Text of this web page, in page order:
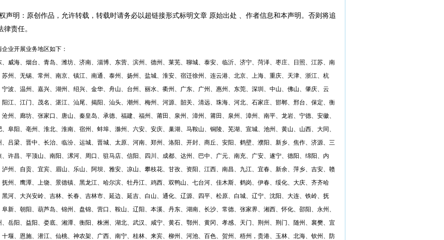
声明：原创作品，允许转载，转载时请务必以超链接形式标明文章 原始出处 、作者信息和本声明。否则将追
律责任。
企业开展业务地区如下：
、威海、烟台、青岛、潍坊、济南、淄博、东营、滨州、德州、莱芜、聊城、泰安、临沂、济宁、菏泽、枣庄、日照、江苏、南
苏州、无锡、常州、南京、镇江、南通、泰州、扬州、盐城、淮安、宿迁徐州、连云港、北京、上海、重庆、天津、浙江、杭
宁波、温州、嘉兴、湖州、绍兴、金华、舟山、台州、丽水、衢州、广东、广州、惠州、东莞、深圳、中山、佛山、肇庆、云
阳江、江门、茂名、湛江、汕尾、揭阳、汕头、潮州、梅州、河源、韶关、清远、珠海、河北、石家庄、邯郸、邢台、保定、衡
沧州、廊坊、张家口、唐山、秦皇岛、承德、福建、福州、莆田、泉州、漳州、莆田、泉州、漳州、南平、龙岩、宁德、安徽、
、阜阳、亳州、淮北、淮南、宿州、蚌埠、滁州、六安、安庆、巢湖、马鞍山、铜陵、芜湖、宣城、池州、黄山、山西、大同、
、吕梁、晋中、长治、临汾、运城、晋城、太原、河南、郑州、洛阳、开封、商丘、安阳、鹤壁、濮阳、新乡、焦作、济源、三
、许昌、平顶山、南阳、漯河、周口、驻马店、信阳、四川、成都、达州、巴中、广元、南充、广安、遂宁、德阳、绵阳、内
泸州、自贡、宜宾、眉山、乐山、阿坝、雅安、凉山、攀枝花、甘孜、资阳、江西、南昌、九江、宜春、新余、萍乡、吉安、赣
抚州、鹰潭、上饶、景德镇、 黑龙江、哈尔滨、牡丹江、鸡西、双鸭山、七台河、佳木斯、鹤岗、伊春、绥化、大庆、齐齐哈
黑河、大兴安岭、吉林、长春、吉林市、延边、延吉、白山、通化、辽源、四平、松原、白城、辽宁、沈阳、大连、铁岭、抚
阜新、朝阳、葫芦岛、锦州、盘锦、营口、鞍山、辽阳、本溪、丹东、湖南、长沙、常德、张家界、湘西、怀化、邵阳、永州、
、岳阳、益阳、娄底、湘潭、衡阳、株洲、湖北、武汉、咸宁、黄石、鄂州、黄冈、孝感、天门、荆州、荆门、随州、襄樊、宜
十堰、恩施、潜江、仙桃、神农架、广西、南宁、桂林、来宾、柳州、河池、百色、贺州、梧州，贵港、玉林、北海、钦州、防